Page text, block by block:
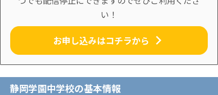
い！
お申し込みはコチラから
静岡学園中学校の基本情報